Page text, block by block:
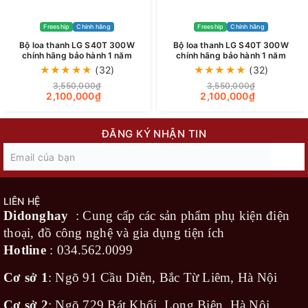
*Hình ảnh chỉ mang tính chất minh họa
- Nếu là người ưa chuộng phong cách truyền thống,
bạn có thể sử dụng remote đi kèm để điều khiển
bộ loa này. Nếu là người chọn lựa phong cách hiện
đại hơn, bạn có thể tải và cài đặt ứng dụng
Sound Bar để điều khiển loa bằng kết nối không
dây Wi-Fi.
Freeship Chính hãng
Bộ loa thanh LG S40T 300W
chính hãng bảo hành 1 năm
★★★ ★★ (32)
3,550,000₫
2,100,000₫
Freeship Chính hãng
Bộ loa thanh LG S40T 300W
chính hãng bảo hành 1 năm
★★★ ★★ (32)
3,550,000₫
2,100,000₫
ĐĂNG KÝ NHẬN TIN
LIÊN HỆ
Didonghay : Cung cấp các sản phẩm phụ kiện điện
thoại, đồ công nghệ và gia dụng tiện ích
Hotline: 034.562.0099
Cơ sở 1: Ngõ 91 Cầu Diễn, Bắc Từ Liêm, Hà Nội
Cơ sở 2: Ngõ 729 Bát Khối, Long Biên, Hà Nội